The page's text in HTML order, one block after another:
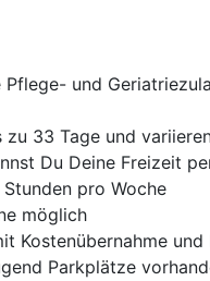
und
33 Tage und
Du Deine Freizeit
pro Woche
möglich
Kostenübernahme und
Parkplätze